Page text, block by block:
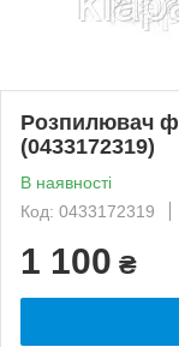
Розпилювач
(0433172319)
В наявності
Код: 0433172319
1 100 ₴